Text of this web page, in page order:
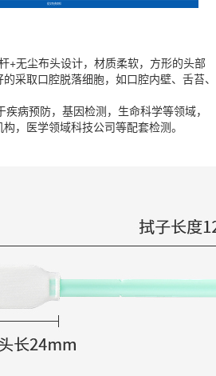
+无尘布头设计，材质柔软，方形的头部
采取口腔脱落细胞，如口腔内壁、舌苔、
病预防，基因检测，生命科学等领域，
，医学领域科技公司等配套检测。